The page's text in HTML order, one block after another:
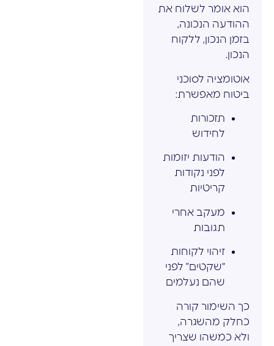
הוא אומר לשלוח את
ההודעה הנכונה,
בזמן הנכון, ללקוח
הנכון.
אוטומציה לסוכני
ביטוח מאפשרת:
תזכורות
לחידוש
הודעות יזומות
לפני נקודות
קריטיות
מעקב אחרי
תגובות
זיהוי לקוחות
“שקטים” לפני
שהם נעלמים
כך השימור קורה
כחלק מהשגרה,
ולא כמשהו שצריך